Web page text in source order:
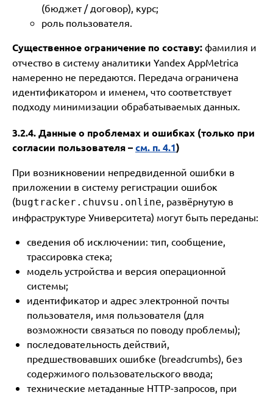
(бюджет / договор), курс;
роль пользователя.
Существенное ограничение по составу: фамилия и
отчество в систему аналитики Yandex AppMetrica
намеренно не передаются. Передача ограничена
идентификатором и именем, что соответствует
подходу минимизации обрабатываемых данных.
3.2.4. Данные о проблемах и ошибках (только при
согласии пользователя –см. п. 4.1)
При возникновении непредвиденной ошибки в
приложении в систему регистрации ошибок
(bugtracker.chuvsu.online , развёрнутую в
инфраструктуре Университета) могут быть переданы:
сведения об исключении: тип, сообщение,
трассировка стека;
модель устройства и версия операционной
системы;
идентификатор и адрес электронной почты
пользователя, имя пользователя (для
возможности связаться по поводу проблемы);
последовательность действий,
предшествовавших ошибке (breadcrumbs), без
содержимого пользовательского ввода;
технические метаданные HTTP-запросов, при